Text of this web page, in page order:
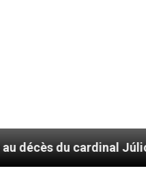
Júlio Duarte Langa